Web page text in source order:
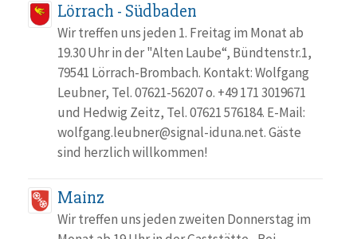
Lörrach - Südbaden
Wir treffen uns jeden 1. Freitag im Monat ab
19.30 Uhr in der "Alten Laube“, Bündtenstr.1,
79541 Lörrach-Brombach. Kontakt: Wolfgang
Leubner, Tel. 07621-56207 o. +49 171 3019671
und Hedwig Zeitz, Tel. 07621 576184. E-Mail:
wolfgang.leubner@signal-iduna.net. Gäste
sind herzlich willkommen!
Mainz
Wir treffen uns jeden zweiten Donnerstag im